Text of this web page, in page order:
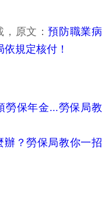
，原文：預防職業病
規定核付！
勞保年金...勞保局教
辦？勞保局教你一招